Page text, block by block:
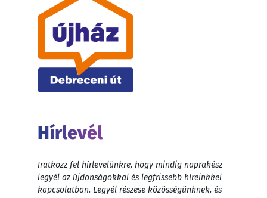
Hírlevél
Iratkozz fel hírlevelünkre, hogy mindig naprakész
legyél az újdonságokkal és legfrissebb híreinkkel
kapcsolatban. Legyél részese közösségünknek, és